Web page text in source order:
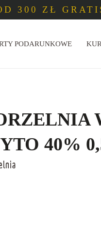
300 ZŁ
PODARUNKOWE
40%